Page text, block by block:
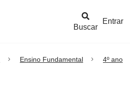
Buscar
Entrar
Ensino Fundamental 4º ano